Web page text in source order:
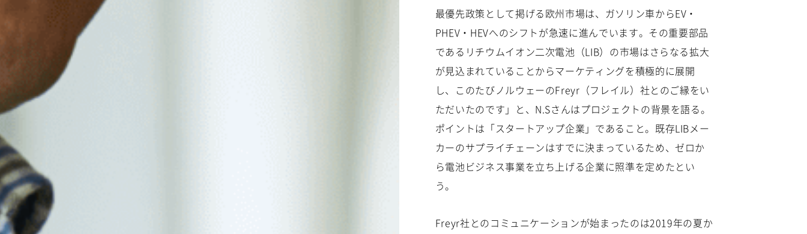
最優先政策として掲げる欧州市場は、ガソリン車からEV・
PHEV・HEVへのシフトが急速に進んでいます。その重要部品
であるリチウムイオン二次電池（LIB）の市場はさらなる拡大
が見込まれていることからマーケティングを積極的に展開
し、このたびノルウェーのFreyr（フレイル）社とのご縁をい
ただいたのです」と、N.Sさんはプロジェクトの背景を語る。
ポイントは「スタートアップ企業」であること。既存LIBメー
カーのサプライチェーンはすでに決まっているため、ゼロか
ら電池ビジネス事業を立ち上げる企業に照準を定めたとい
う。
Freyr社とのコミュニケーションが始まったのは2019年の夏か